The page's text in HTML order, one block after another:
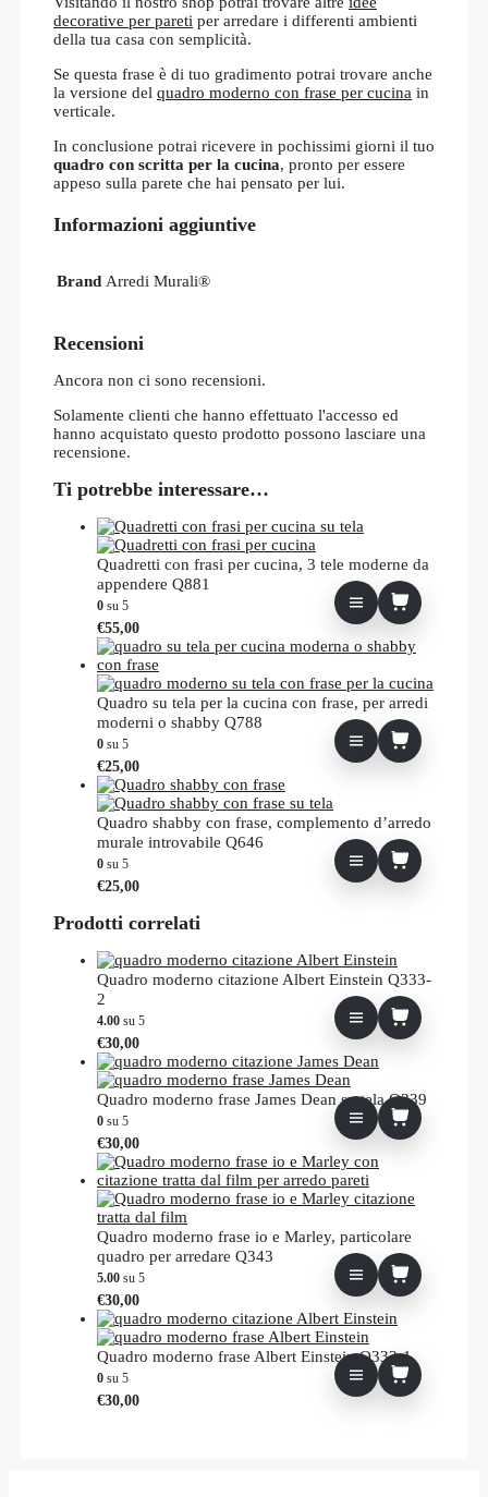
decorative per pareti per arredare i differenti ambienti
della tua casa con semplicità.
Se questa frase è di tuo gradimento potrai trovare anche
la versione del quadro moderno con frase per cucina in
verticale.
In conclusione potrai ricevere in pochissimi giorni il tuo
quadro con scritta per la cucina, pronto per essere
appeso sulla parete che hai pensato per lui.
Informazioni aggiuntive
Brand Arredi Murali®
Recensioni
Ancora non ci sono recensioni.
Solamente clienti che hanno effettuato l'accesso ed
hanno acquistato questo prodotto possono lasciare una
recensione.
Ti potrebbe interessare…
Quadretti con frasi per cucina, 3 tele moderne da
appendere Q881
0 su 5
€55,00
Quadro su tela per la cucina con frase, per arredi
moderni o shabby Q788
0 su 5
€25,00
Quadro shabby con frase, complemento d’arredo
murale introvabile Q646
0 su 5
€25,00
Prodotti correlati
Quadro moderno citazione Albert Einstein Q333-
2
4.00 su 5
€30,00
Quadro moderno frase James Dean su tela Q339
0 su 5
€30,00
Quadro moderno frase io e Marley, particolare
quadro per arredare Q343
5.00 su 5
€30,00
Quadro moderno frase Albert Einstein Q333-1
0 su 5
€30,00